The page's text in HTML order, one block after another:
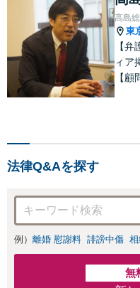
高島
東
【
ィア
【
法律Q&Aを探す
例） 離婚 慰謝料 誹謗中傷
無